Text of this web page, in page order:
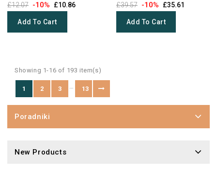
£12.07 -10% £10.86
Add To Cart
£39.57 -10% £35.61
Add To Cart
Showing 1-16 of 193 item(s)
1 2 3 … 13
Poradniki
New Products